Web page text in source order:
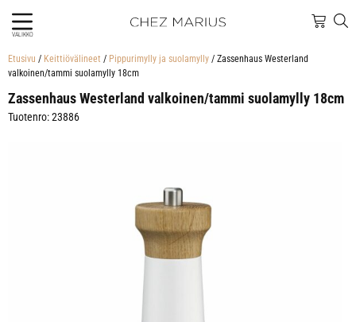
VALIKKO
Etusivu / Keittiövälineet / Pippurimylly ja suolamylly / Zassenhaus Westerland
valkoinen/tammi suolamylly 18cm
Zassenhaus Westerland valkoinen/tammi suolamylly 18cm
Tuotenro: 23886